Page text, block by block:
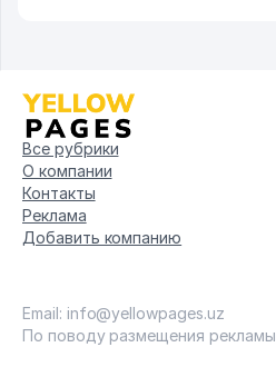
Все рубрики
О компании
Контакты
Реклама
Добавить компанию
Email: info@yellowpages.uz
По поводу размещения рекламы